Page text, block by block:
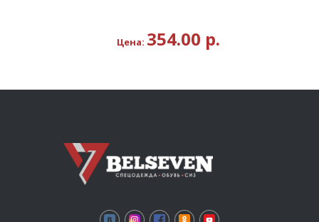
Цена: 354.00 р.